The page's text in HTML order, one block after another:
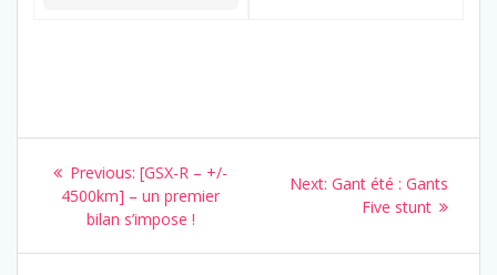
Navigation
l’article
Previous: Previous
post:
[GSX-R – +/-
4500km] – un premier
bilan s’impose !
Next: Next
post:
Gant été : Gants
Five stunt